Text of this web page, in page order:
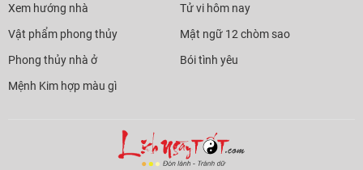
Xem hướng nhà
Vật phẩm phong thủy
Phong thủy nhà ở
Mệnh Kim hợp màu gì
Tử vi hôm nay
Mật ngữ 12 chòm sao
Bói tình yêu